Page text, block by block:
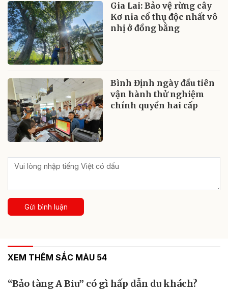
Gia Lai: Bảo vệ rừng cây
Kơ nia cổ thụ độc nhất vô
nhị ở đồng bằng
Bình Định ngày đầu tiên
vận hành thử nghiệm
chính quyền hai cấp
Gửi bình luận
XEM THÊM SẮC MÀU 54
“Bảo tàng A Biu” có gì hấp dẫn du khách?